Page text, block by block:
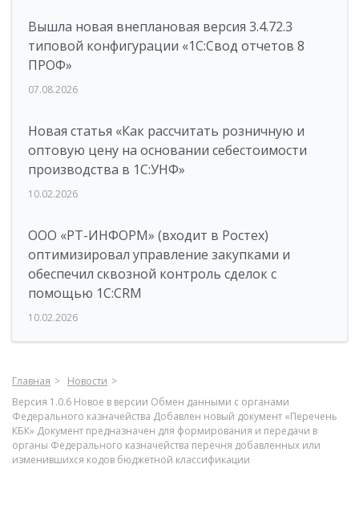
Вышла новая внеплановая версия 3.4.72.3
типовой конфигурации «1C:Свод отчетов 8
ПРОФ»
07.08.2026
Новая статья «Как рассчитать розничную и
оптовую цену на основании себестоимости
производства в 1С:УНФ»
10.02.2026
ООО «РТ-ИНФОРМ» (входит в Ростех)
оптимизировал управление закупками и
обеспечил сквозной контроль сделок с
помощью 1С:CRM
10.02.2026
Главная
Новости
Версия 1.0.6 Новое в версии Обмен данными с органами
Федерального казначейства Добавлен новый документ «Перечень
КБК» Документ предназначен для формирования и передачи в
органы Федерального казначейства перечня добавленных или
изменившихся кодов бюджетной классификации